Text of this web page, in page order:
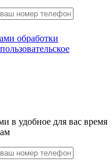
обработки
пользовательское
в удобное для вас время